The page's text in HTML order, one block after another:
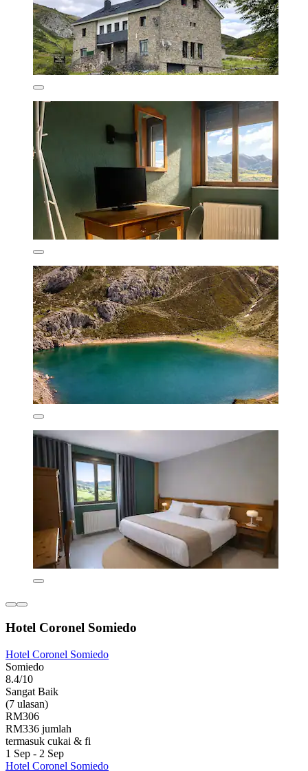
Hotel Coronel Somiedo
Hotel Coronel Somiedo
Somiedo
8.4/10
Sangat Baik
(7 ulasan)
RM306
RM336 jumlah
termasuk cukai & fi
1 Sep - 2 Sep
Hotel Coronel Somiedo